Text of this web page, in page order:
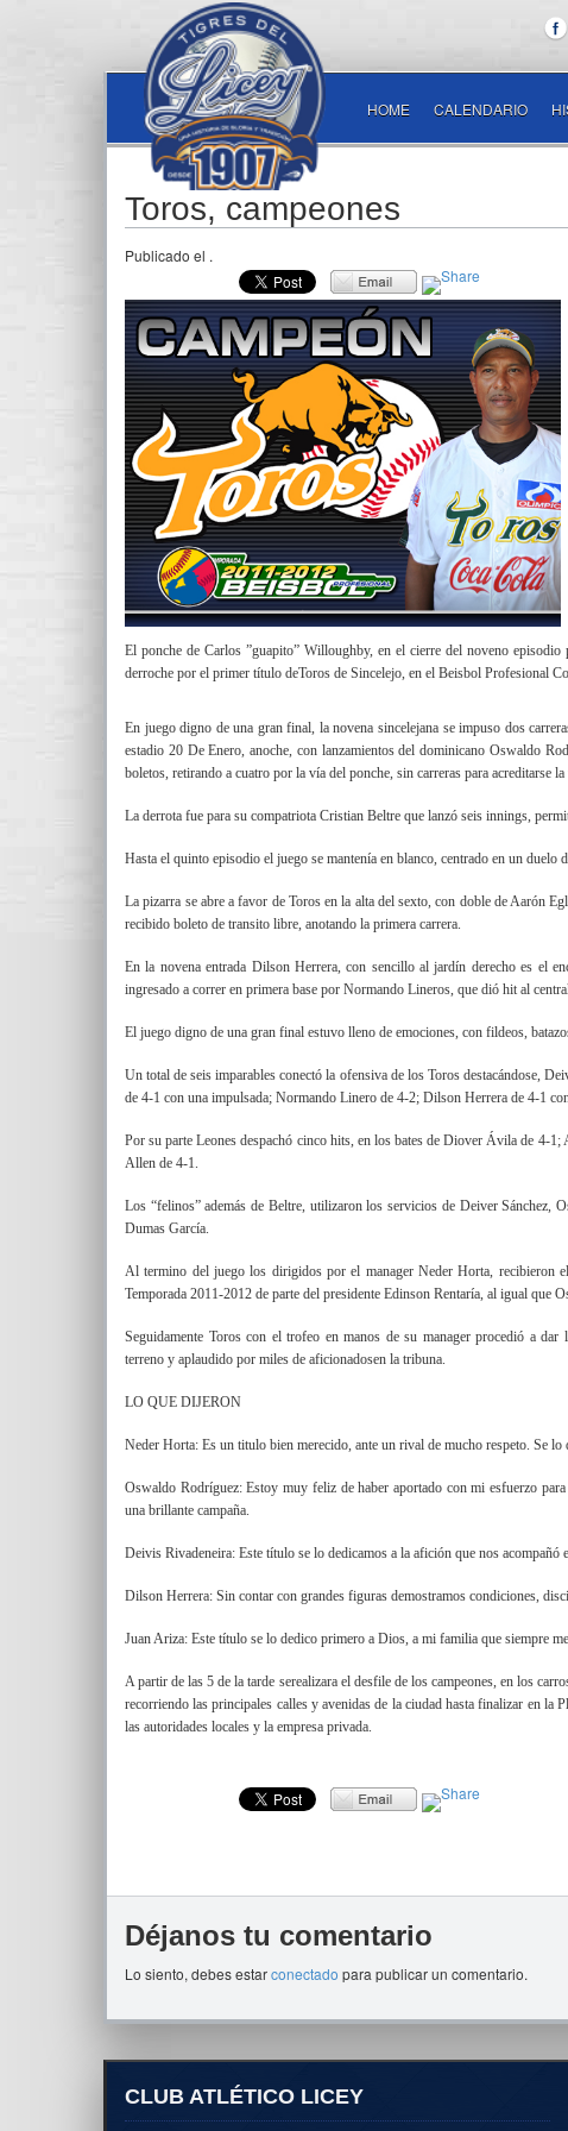
HOME CALENDARIO
Toros, campeones
Publicado el .
El ponche de Carlos ”guapito” Willoughby, en el cierre del noveno
derroche por el primer título deToros de Sincelejo, en el Beisbol Profesional
En juego digno de una gran final, la novena sincelejana se impuso dos
estadio 20 De Enero, anoche, con lanzamientos del dominicano Oswaldo
boletos, retirando a cuatro por la vía del ponche, sin carreras para acreditarse
La derrota fue para su compatriota Cristian Beltre que lanzó seis innings,
Hasta el quinto episodio el juego se mantenía en blanco, centrado en un duelo
La pizarra se abre a favor de Toros en la alta del sexto, con doble de Aarón
recibido boleto de transito libre, anotando la primera carrera.
En la novena entrada Dilson Herrera, con sencillo al jardín derecho es el
ingresado a correr en primera base por Normando Lineros, que dió hit al
El juego digno de una gran final estuvo lleno de emociones, con fildeos,
Un total de seis imparables conectó la ofensiva de los Toros destacándose,
de 4-1 con una impulsada; Normando Linero de 4-2; Dilson Herrera de 4-1
Por su parte Leones despachó cinco hits, en los bates de Diover Ávila de 4-
Allen de 4-1.
Los “felinos” además de Beltre, utilizaron los servicios de Deiver Sánchez,
Dumas García.
Al termino del juego los dirigidos por el manager Neder Horta, recibieron
Temporada 2011-2012 de parte del presidente Edinson Rentaría, al igual que
Seguidamente Toros con el trofeo en manos de su manager procedió a
terreno y aplaudido por miles de aficionadosen la tribuna.
LO QUE DIJERON
Neder Horta: Es un titulo bien merecido, ante un rival de mucho respeto. Se lo
Oswaldo Rodríguez: Estoy muy feliz de haber aportado con mi esfuerzo
una brillante campaña.
Deivis Rivadeneira: Este título se lo dedicamos a la afición que nos acompañó
Dilson Herrera: Sin contar con grandes figuras demostramos condiciones,
Juan Ariza: Este título se lo dedico primero a Dios, a mi familia que siempre
A partir de las 5 de la tarde serealizara el desfile de los campeones, en los
recorriendo las principales calles y avenidas de la ciudad hasta finalizar en la
las autoridades locales y la empresa privada.
Déjanos tu comentario
Lo siento, debes estarconectado para publicar un comentario.
CLUB ATLÉTICO LICEY